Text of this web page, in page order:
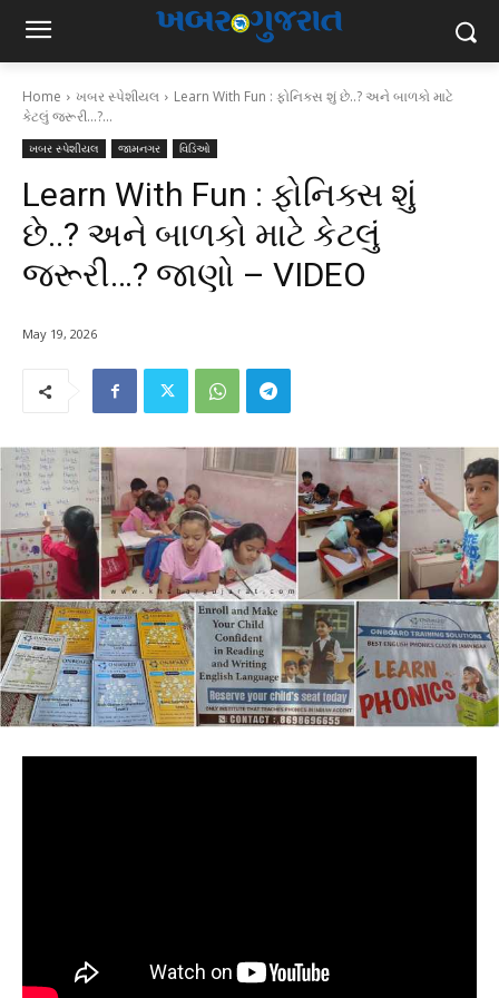
Home ખબર સ્પેશીયલ
Learn With Fun : ફોનિક્સ શું છે..? અને બાળકો માટે
કેટલું જરૂરી...?...
ખબર સ્પેશીયલ જામનગર વિડિઓ
Learn With Fun : ફોનિક્સ શું
છે..? અને બાળકો માટે કેટલું
જરૂરી…? જાણો – VIDEO
May 19, 2026